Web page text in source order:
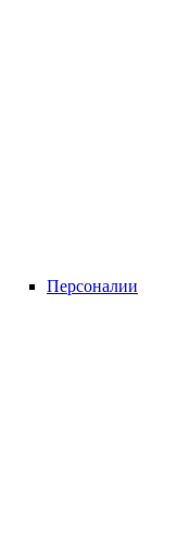
Персоналии